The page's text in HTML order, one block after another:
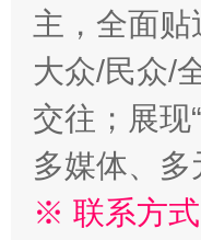
主，全面
大众/民众/
交往；展现
多媒体、
※ 联系方式